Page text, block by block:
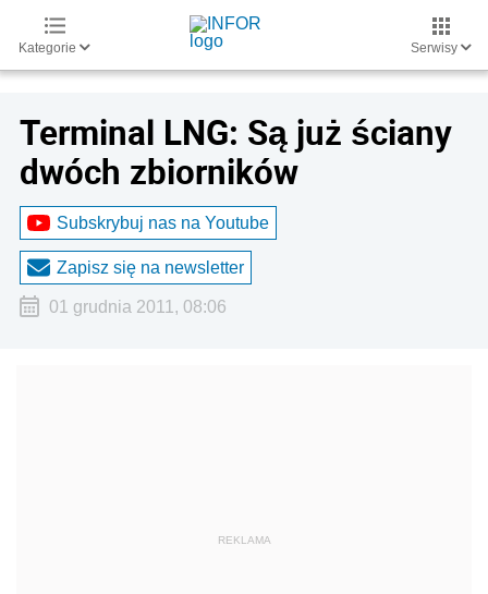
Kategorie Serwisy
Terminal LNG: Są już ściany
dwóch zbiorników
Subskrybuj nas na Youtube
Zapisz się na newsletter
01 grudnia 2011, 08:06